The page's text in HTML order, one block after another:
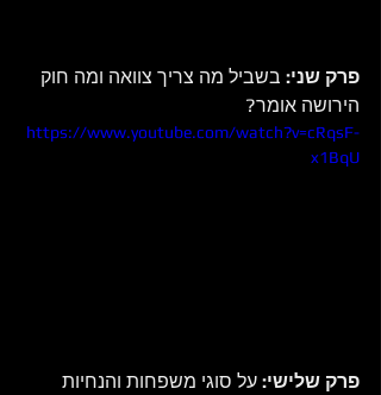
פרק שני: בשביל מה צריך צוואה ומה חוק
הירושה אומר?
https://www.youtube.com/watch?v=cRqsF-
x1BqU
פרק שלישי: על סוגי משפחות והנחיות